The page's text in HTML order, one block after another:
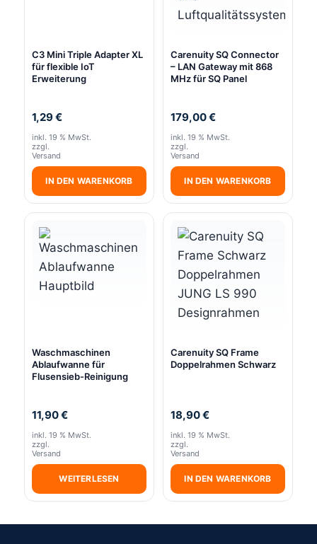
C3 Mini Triple Adapter XL
für flexible IoT
Erweiterung
1,29€
inkl. 19 % MwSt.
zzgl.
Versand
IN DEN WARENKORB
Carenuity SQ Connector
– LAN Gateway mit 868
MHz für SQ Panel
179,00€
inkl. 19 % MwSt.
zzgl.
Versand
IN DEN WARENKORB
Waschmaschinen
Ablaufwanne für
Flusensieb-Reinigung
11,90€
inkl. 19 % MwSt.
zzgl.
Versand
WEITERLESEN
Carenuity SQ Frame
Doppelrahmen Schwarz
18,90€
inkl. 19 % MwSt.
zzgl.
Versand
IN DEN WARENKORB